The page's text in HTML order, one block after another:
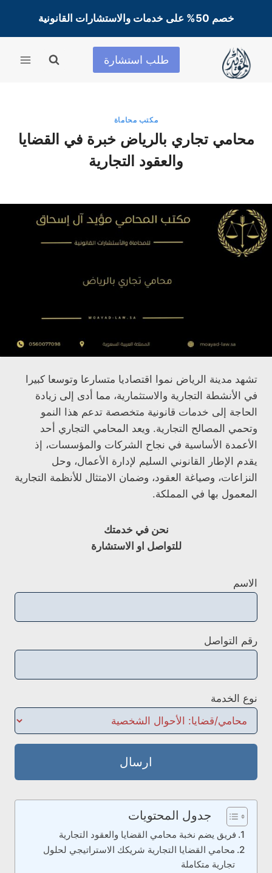
المحتوى
خصم 50% على خدمات والاستشارات القانونية
طلب استشارة
مكتب محاماة
محامي تجاري بالرياض خبرة في القضايا
والعقود التجارية
تشهد مدينة الرياض نموا اقتصاديا متسارعا وتوسعا كبيرا
في الأنشطة التجارية والاستثمارية، مما أدى إلى زيادة
الحاجة إلى خدمات قانونية متخصصة تدعم هذا النمو
وتحمي المصالح التجارية. ويعد المحامي التجاري أحد
الأعمدة الأساسية في نجاح الشركات والمؤسسات، إذ
يقدم الإطار القانوني السليم لإدارة الأعمال، وحل
النزاعات، وصياغة العقود، وضمان الامتثال للأنظمة التجارية
المعمول بها في المملكة.
نحن في خدمتك
للتواصل او الاستشارة
الاسم
رقم التواصل
نوع الخدمة
ارسال
جدول المحتويات
فريق يضم نخبة محامي القضايا والعقود التجارية
محامي القضايا التجارية شريكك الاستراتيجي لحلول
تجارية متكاملة